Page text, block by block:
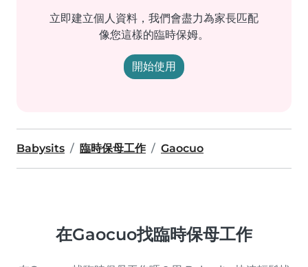
立即建立個人資料，我們會盡力為家長匹配
像您這樣的臨時保姆。
開始使用
Babysits 臨時保母工作 Gaocuo
在Gaocuo找臨時保母工作